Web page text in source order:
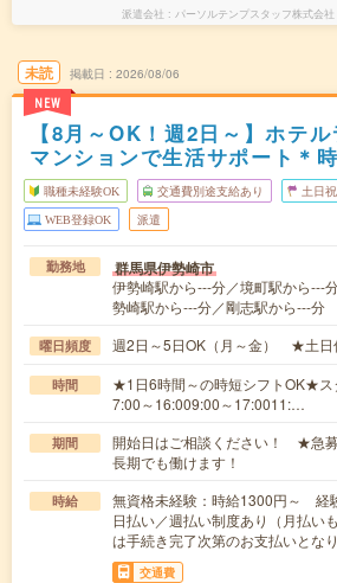
派遣会社 パーソルテンプスタッフ株式会
未読
NEW
掲載日 2026/08/06
【8月～OK！週2日～】ホテ
マンションで生活サポート＊
職種未経験OK 交通費別途支給あり 土日
WEB登録OK 派遣
勤務地 群馬県伊勢崎市
伊勢崎駅から---分／境町駅から---
勢崎駅から---分／剛志駅から---分
曜日頻度 週2日～5日OK（月～金） ★土日
時間
★1日6時間～の時短シフトOK★ス
7:00～16:009:00～17:0011:…
期間
開始日はご相談ください！ ★急
長期でも働けます！
時給
無資格未経験：時給1300円～
日払い／週払い制度あり（月払い
は手続き完了次第のお支払いとなり
交通費